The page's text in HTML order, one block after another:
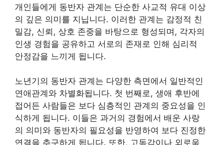
개인들에게 동반자 관계는 단순한 사교적 유대 이상
의 깊은 의미를 지닙니다. 이러한 관계는 감정적 친
밀감, 신뢰, 상호 존중을 바탕으로 형성되며, 각자의
인생 경험을 공유하고 서로의 존재로 인해 심리적
안정감을 느끼게 됩니다.
노년기의 동반자 관계는 다양한 측면에서 일반적인
연애관계와 차별화됩니다. 첫 번째로, 생애 후반에
접어든 사람들은 보다 심층적인 관계의 중요성을 인
식하게 됩니다. 이들은 과거의 경험에서 배운 사랑
의 의미와 동반자의 필요성을 반영하여 보다 진정한
연결을 추구하게 됩니다. 또한, 고독감이나 외로움